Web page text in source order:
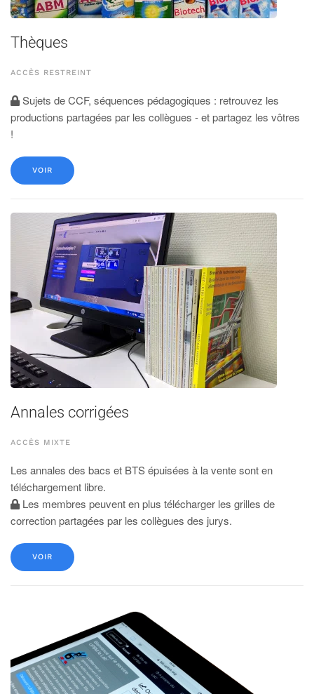
Thèques
ACCÈS RESTREINT
Sujets de CCF, séquences pédagogiques : retrouvez les
productions partagées par les collègues - et partagez les vôtres
!
VOIR
Annales corrigées
ACCÈS MIXTE
Les annales des bacs et BTS épuisées à la vente sont en
téléchargement libre.
Les membres peuvent en plus télécharger les grilles de
correction partagées par les collègues des jurys.
VOIR